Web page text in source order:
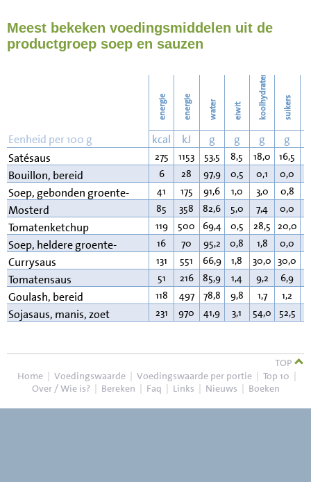
Strijken
Meest bekeken voedingsmiddelen uit de
productgroep soep en sauzen
energie energie water eiwit koolhydraten suikers
Eenheid per 100 g kcal kJ g g g g
Satésaus
275 1153 53,5 8,5 18,0 16,5
Bouillon, bereid 6 28 97,9 0,5 0,1 0,0
Soep, gebonden groente- 41 175 91,6 1,0 3,0 0,8
Mosterd 85 358 82,6 5,0 7,4 0,0
Tomatenketchup 119 500 69,4 0,5 28,5 20,0
Soep, heldere groente- 16 70 95,2 0,8 1,8 0,0
Currysaus 131 551 66,9 1,8 30,0 30,0
Tomatensaus 51 216 85,9 1,4 9,2 6,9
Goulash, bereid 118 497 78,8 9,8 1,7 1,2
Sojasaus, manis, zoet 231 970 41,9 3,1 54,0 52,5
TOP
Home | Voedingswaarde | Voedingswaarde per portie | Top 10 |
Over / Wie is? | Bereken | Faq | Links | Nieuws | Boeken